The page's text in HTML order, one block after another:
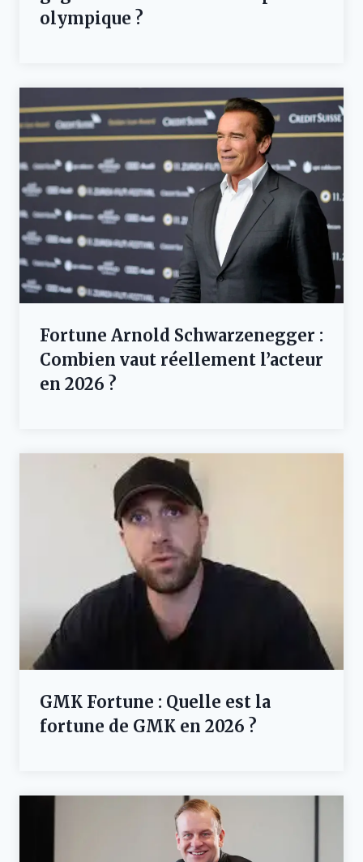
olympique ?
Fortune Arnold Schwarzenegger :
Combien vaut réellement l’acteur
en 2026 ?
GMK Fortune : Quelle est la
fortune de GMK en 2026 ?